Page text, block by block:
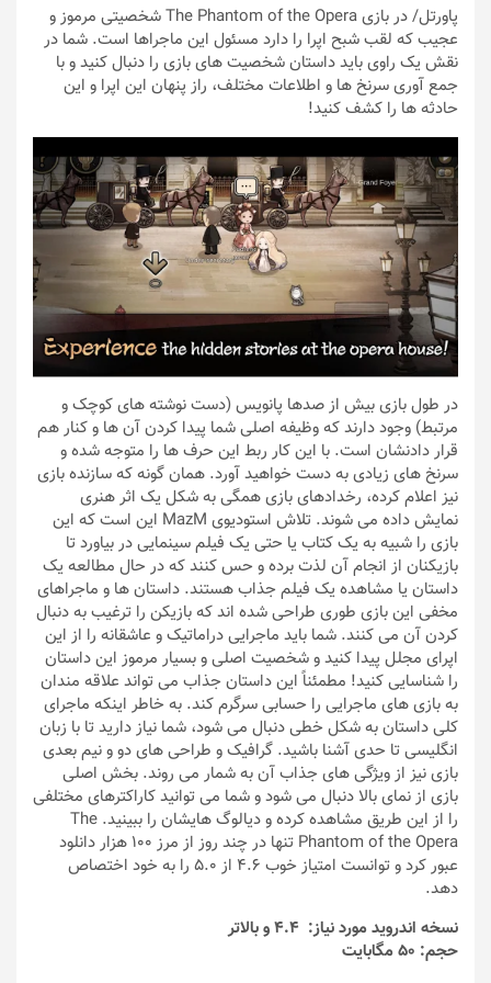
پاورتل
/ در بازی The Phantom of the Opera شخصیتی مرموز و
عجیب که لقب شبح اپرا را دارد مسئول این ماجراها است. شما در
نقش یک راوی باید داستان شخصیت های بازی را دنبال کنید و با
جمع آوری سرنخ ها و اطلاعات مختلف، راز پنهان این اپرا و این
حادثه ها را کشف کنید!
در طول بازی بیش از صدها پانویس (دست نوشته های کوچک و
مرتبط) وجود دارند که وظیفه اصلی شما پیدا کردن آن ها و کنار هم
قرار دادنشان است. با این کار ربط این حرف ها را متوجه شده و
سرنخ های زیادی به دست خواهید آورد. همان گونه که سازنده بازی
نیز اعلام کرده، رخدادهای بازی همگی به شکل یک اثر هنری
نمایش داده می شوند. تلاش استودیوی MazM این است که این
بازی را شبیه به یک کتاب یا حتی یک فیلم سینمایی در بیاورد تا
بازیکنان از انجام آن لذت برده و حس کنند که در حال مطالعه یک
داستان یا مشاهده یک فیلم جذاب هستند. داستان ها و ماجراهای
مخفی این بازی طوری طراحی شده اند که بازیکن را ترغیب به دنبال
کردن آن می کنند. شما باید ماجرایی دراماتیک و عاشقانه را از این
اپرای مجلل پیدا کنید و شخصیت اصلی و بسیار مرموز این داستان
را شناسایی کنید! مطمئناً این داستان جذاب می تواند علاقه مندان
به بازی های ماجرایی را حسابی سرگرم کند. به خاطر اینکه ماجرای
کلی داستان به شکل خطی دنبال می شود، شما نیاز دارید تا با زبان
انگلیسی تا حدی آشنا باشید. گرافیک و طراحی های دو و نیم بعدی
بازی نیز از ویژگی های جذاب آن به شمار می روند. بخش اصلی
بازی از نمای بالا دنبال می شود و شما می توانید کاراکترهای مختلفی
را از این طریق مشاهده کرده و دیالوگ هایشان را ببینید. The
Phantom of the Opera تنها در چند روز از مرز 100 هزار دانلود
عبور کرد و توانست امتیاز خوب 4.6 از 5.0 را به خود اختصاص
دهد.
نسخه اندروید مورد نیاز: 4.4 و بالاتر
حجم: 50 مگابایت